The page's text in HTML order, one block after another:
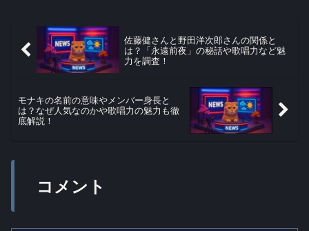
佐藤健さんと野田洋次郎さんの関係と
は？「永遠前夜」の秘話や歌唱力など魅
力を調査！
モナキの名前の意味やメンバー身長と
は？なぜ人気なのかや歌唱力の魅力も徹
底解説！
コメント